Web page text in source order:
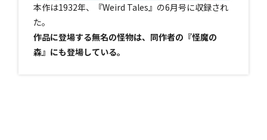
本作は1932年、『Weird Tales』の6月号に収録され
た。
作品に登場する無名の怪物は、同作者の『怪魔の
森』にも登場している。